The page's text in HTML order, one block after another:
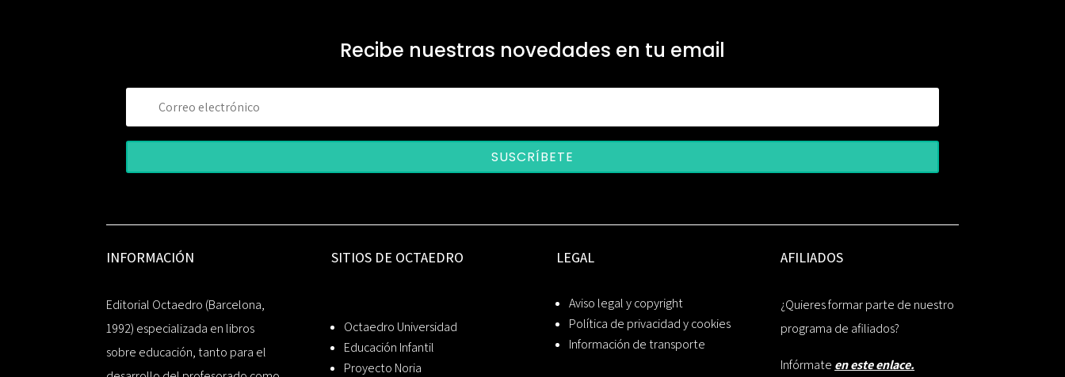
Recibe nuestras novedades en tu email
SUSCRÍBETE
INFORMACIÓN
Editorial Octaedro (Barcelona,
1992) especializada en libros
sobre educación, tanto para el
SITIOS DE OCTAEDRO
Octaedro Universidad
Educación Infantil
Proyecto Noria
LEGAL
Aviso legal y copyright
Política de privacidad y cookies
Información de transporte
AFILIADOS
¿Quieres formar parte de nuestro
programa de afiliados?
Infórmate en este enlace.